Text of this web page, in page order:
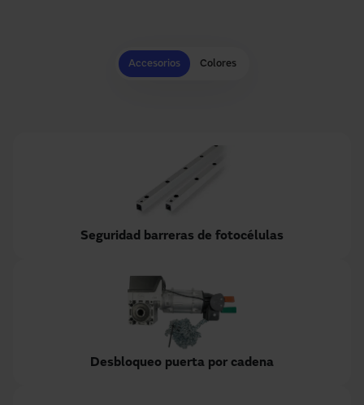
Accesorios Colores
Seguridad barreras de fotocélulas
Desbloqueo puerta por cadena